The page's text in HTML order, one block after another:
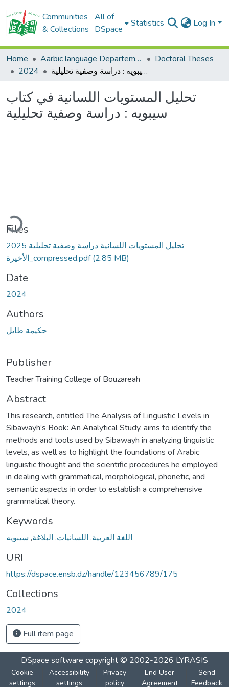
Communities
& Collections
All of
DSpace
Statistics Log In
Home Aarbic language Departement
Doctoral Theses
2024
تحليل المستويات اللسانية في كتاب سيبويه : دراسة وصفية تحليلية
تحليل المستويات اللسانية في كتاب
سيبويه : دراسة وصفية تحليلية
Files
تحليل المستويات اللسانية دراسة وصفية تحليلية 2025
الأخيرة_compressed.pdf(2.85 MB)
Date
2024
Authors
حكيمة طايل
Publisher
Abstract
This research, entitled The Analysis of Linguistic Levels in
Sibawayh’s Book: An Analytical Study, aims to identify the
methods and tools used by Sibawayh in analyzing linguistic
levels, as well as to highlight the foundations of Arabic
linguistic thought and the scientific procedures he employed
in dealing with grammatical, morphological, phonetic, and
semantic aspects in order to establish a comprehensive
Keywords
اللغة العربية, اللسانيات, البلاغة, سيبويه
URI
https://dspace.ensb.dz/handle/123456789/175
Collections
2024
Full item page
DSpace software copyright © 2002-2026 LYRASIS
Cookie
settings
Accessibility
settings
Privacy
policy
End User
Agreement
Send
Feedback